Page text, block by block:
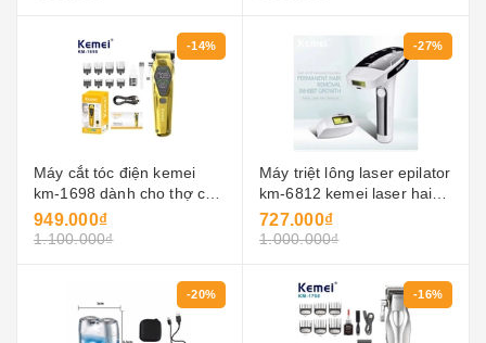
-14%
Máy cắt tóc điện kemei
km-1698 dành cho thợ cắt
tóc, có thể điều chỉnh, sử
dụng pin litio, máy cắt tóc
949.000₫
1.100.000₫
-27%
Máy triệt lông laser epilator
km-6812 kemei laser hair
remover
727.000₫
1.000.000₫
-20% -16%